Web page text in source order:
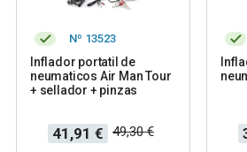
Nº 13523
Inflador portatil de
neumaticos Air Man Tour
+ sellador + pinzas
Precio
41,91 €
Precio
base
49,30 €